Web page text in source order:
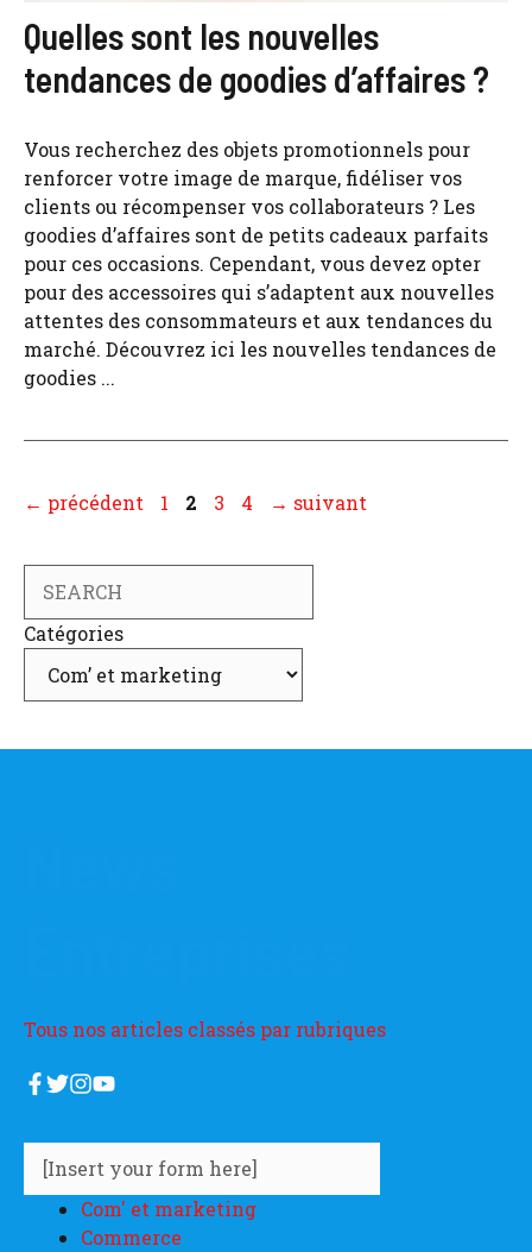
Quelles sont les nouvelles
tendances de goodies d’affaires ?
Vous recherchez des objets promotionnels pour
renforcer votre image de marque, fidéliser vos
clients ou récompenser vos collaborateurs ? Les
goodies d’affaires sont de petits cadeaux parfaits
pour ces occasions. Cependant, vous devez opter
pour des accessoires qui s’adaptent aux nouvelles
attentes des consommateurs et aux tendances du
marché. Découvrez ici les nouvelles tendances de
goodies ...
← précédent Page
1 Page
2 Page
3 Page
4 → suivant
Catégories
Tous nos articles classés par rubriques
[Insert your form here]
Com' et marketing
Commerce